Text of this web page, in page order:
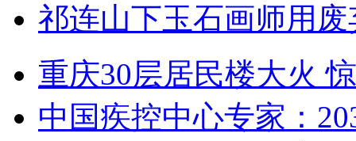
祁连山下玉石画师用
重庆30层居民楼大火
中国疾控中心专家：